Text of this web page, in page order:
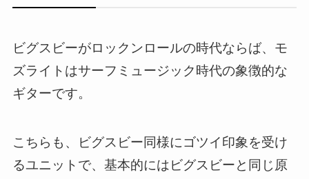
ビグスビーがロックンロールの時代ならば、モ
ズライトはサーフミュージック時代の象徴的な
ギターです。
こちらも、ビグスビー同様にゴツイ印象を受け
るユニットで、基本的にはビグスビーと同じ原